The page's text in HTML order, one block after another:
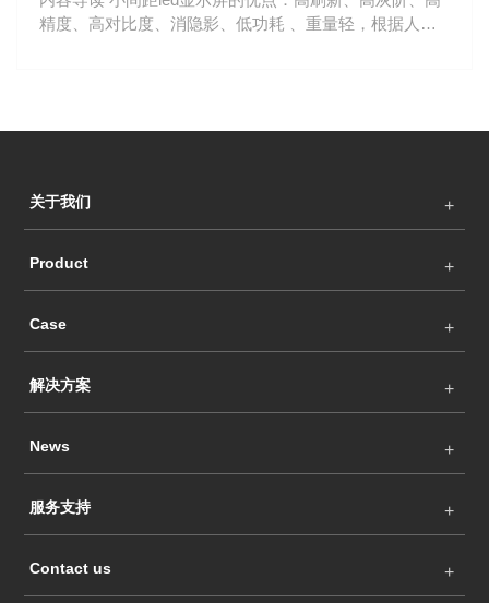
精度、高对比度、消隐影、低功耗 、重量轻，根据人体
关于我们
Product
Case
解决方案
News
服务支持
Contact us